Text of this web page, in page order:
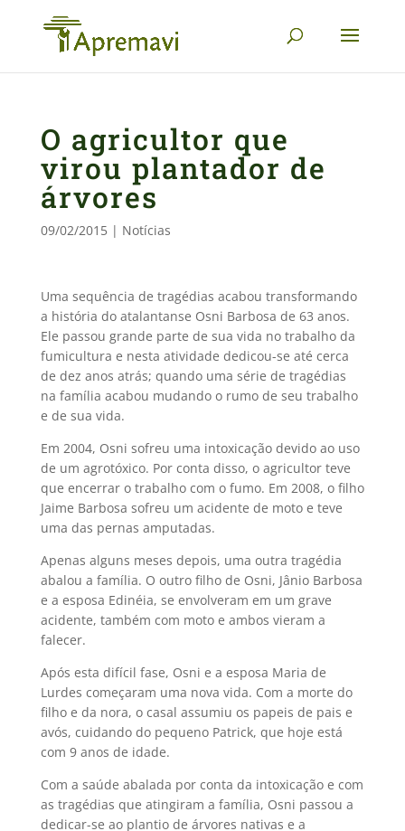
O agricultor que
virou plantador de
árvores
09/02/2015| Notícias
Uma sequência de tragédias acabou transformando
a história do atalantanse Osni Barbosa de 63 anos.
Ele passou grande parte de sua vida no trabalho da
fumicultura e nesta atividade dedicou-se até cerca
de dez anos atrás; quando uma série de tragédias
na família acabou mudando o rumo de seu trabalho
e de sua vida.
Em 2004, Osni sofreu uma intoxicação devido ao uso
de um agrotóxico. Por conta disso, o agricultor teve
que encerrar o trabalho com o fumo. Em 2008, o filho
Jaime Barbosa sofreu um acidente de moto e teve
uma das pernas amputadas.
Apenas alguns meses depois, uma outra tragédia
abalou a família. O outro filho de Osni, Jânio Barbosa
e a esposa Edinéia, se envolveram em um grave
acidente, também com moto e ambos vieram a
falecer.
Após esta difícil fase, Osni e a esposa Maria de
Lurdes começaram uma nova vida. Com a morte do
filho e da nora, o casal assumiu os papeis de pais e
avós, cuidando do pequeno Patrick, que hoje está
com 9 anos de idade.
Com a saúde abalada por conta da intoxicação e com
as tragédias que atingiram a família, Osni passou a
dedicar-se ao plantio de árvores nativas e a